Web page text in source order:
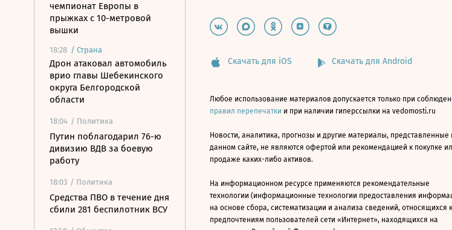
чемпионат Европы в
прыжках с 10-метровой
вышки
18:28 / Страна
Дрон атаковал автомобиль
врио главы Шебекинского
округа Белгородской
области
18:04 / Политика
Путин поблагодарил 76-ю
дивизию ВДВ за боевую
работу
18:03 / Политика
Средства ПВО в течение дня
сбили 281 беспилотник ВСУ
Скачать для iOS Скачать для Android
Любое использование материалов допускается только при
правил перепечатки и при наличии гиперссылки на vedomosti.ru
Новости, аналитика, прогнозы и другие материалы, представленные
данном сайте, не являются офертой или рекомендацией к покупке
продаже каких-либо активов.
На информационном ресурсе применяются рекомендательные
технологии (информационные технологии предоставления
на основе сбора, систематизации и анализа сведений, относящихся к
предпочтениям пользователей сети «Интернет», находящихся на